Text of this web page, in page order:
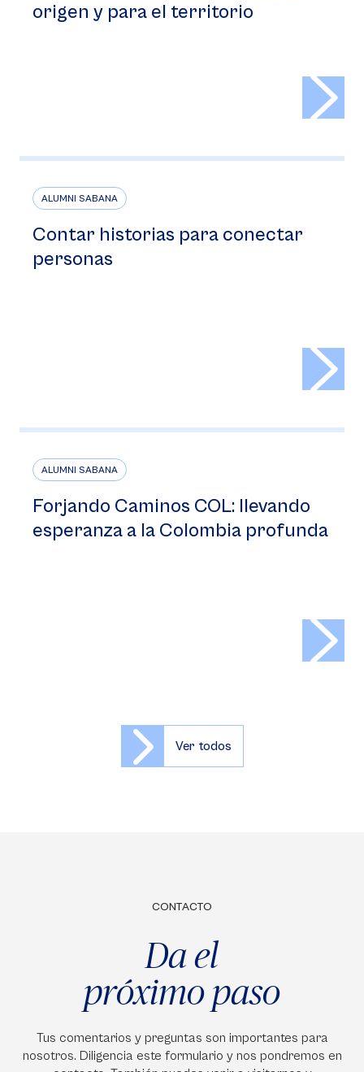
origen y para el territorio
ALUMNI SABANA
Contar historias para conectar
personas
ALUMNI SABANA
Forjando Caminos COL: llevando
esperanza a la Colombia profunda
Ver todos
CONTACTO
Da el
próximo paso
Tus comentarios y preguntas son importantes para
nosotros. Diligencia este formulario y nos pondremos en